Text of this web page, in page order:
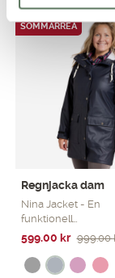
Regnjacka dam
SOMMARREA
Nina Jacket - En
funktionell…
999.00
Det
ursprungliga
priset
599.00 kr
Det
nuvarande
priset